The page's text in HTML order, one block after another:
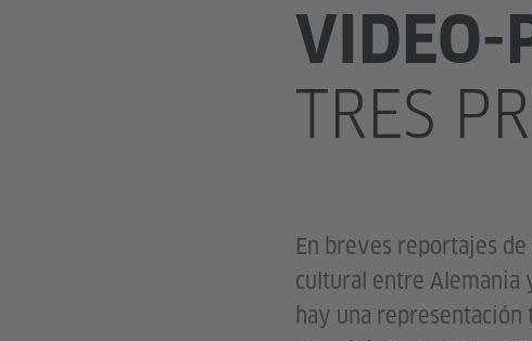
VIDEO-
TRES
En breves reportajes
cultural entre Alemania
hay una